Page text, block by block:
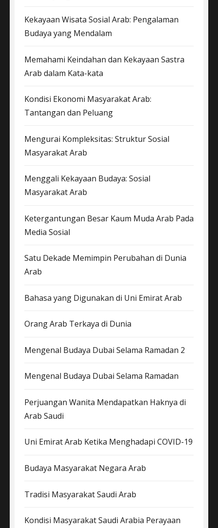
Kekayaan Wisata Sosial Arab: Pengalaman
Budaya yang Mendalam
Memahami Keindahan dan Kekayaan Sastra
Arab dalam Kata-kata
Kondisi Ekonomi Masyarakat Arab:
Tantangan dan Peluang
Mengurai Kompleksitas: Struktur Sosial
Masyarakat Arab
Menggali Kekayaan Budaya: Sosial
Masyarakat Arab
Ketergantungan Besar Kaum Muda Arab Pada
Media Sosial
Satu Dekade Memimpin Perubahan di Dunia
Arab
Bahasa yang Digunakan di Uni Emirat Arab
Orang Arab Terkaya di Dunia
Mengenal Budaya Dubai Selama Ramadan 2
Mengenal Budaya Dubai Selama Ramadan
Perjuangan Wanita Mendapatkan Haknya di
Arab Saudi
Uni Emirat Arab Ketika Menghadapi COVID-19
Budaya Masyarakat Negara Arab
Tradisi Masyarakat Saudi Arab
Kondisi Masyarakat Saudi Arabia Perayaan